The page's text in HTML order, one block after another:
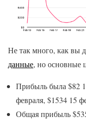
Не так много, как вы
данные, но основные
Прибыль была $82
февраля, $1534 15
Общая прибыль